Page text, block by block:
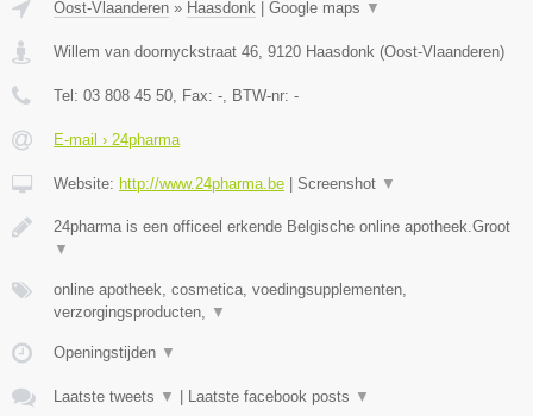
Oost-Vlaanderen » Haasdonk Google maps ▼
Willem van doornyckstraat 46 9120 Haasdonk (Oost-Vlaanderen)
Tel: 03 808 45 50 , Fax: - , BTW-nr: -
E-mail › 24pharma
Website: http://www.24pharma.be Screenshot ▼
24pharma is een officeel erkende Belgische online apotheek.Groot
▼
online apotheek, cosmetica, voedingsupplementen,
verzorgingsproducten,
▼
Openingstijden ▼
Laatste tweets ▼ Laatste facebook posts ▼